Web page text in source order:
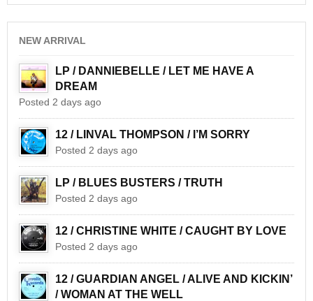
NEW ARRIVAL
LP / DANNIEBELLE / LET ME HAVE A
DREAM
Posted 2 days ago
12 / LINVAL THOMPSON / I’M SORRY
Posted 2 days ago
LP / BLUES BUSTERS / TRUTH
Posted 2 days ago
12 / CHRISTINE WHITE / CAUGHT BY LOVE
Posted 2 days ago
12 / GUARDIAN ANGEL / ALIVE AND KICKIN’
/ WOMAN AT THE WELL